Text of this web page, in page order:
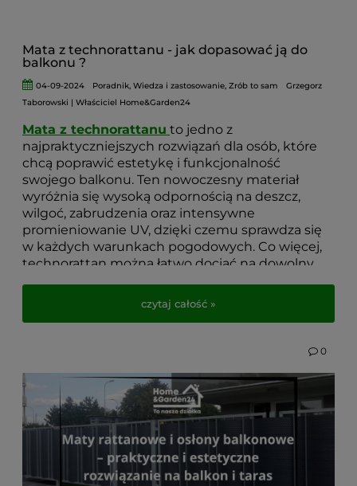
Mata z technorattanu - jak dopasować ją do
balkonu ?
04-09-2024 Poradnik,Wiedza i zastosowanie,Zrób to sam
Grzegorz
Taborowski | Właściciel Home&Garden24
Mata z technorattanu to jedno z
najpraktyczniejszych rozwiązań dla osób, które
chcą poprawić estetykę i funkcjonalność
swojego balkonu. Ten nowoczesny materiał
wyróżnia się wysoką odpornością na deszcz,
wilgoć, zabrudzenia oraz intensywne
promieniowanie UV, dzięki czemu sprawdza się
w każdych warunkach pogodowych. Co więcej,
technorattan można łatwo dociąć na dowolny
Zanim zdecydujesz się na zakup osłony
elementami, które wpływają na efekt końcowy
oraz trwałość montażu.
czytaj całość »
0